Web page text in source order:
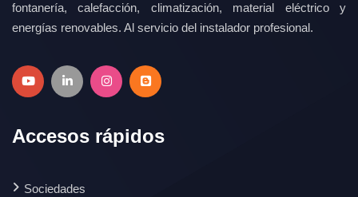
fontanería, calefacción, climatización, material eléctrico y
energías renovables. Al servicio del instalador profesional.
Accesos rápidos
Sociedades